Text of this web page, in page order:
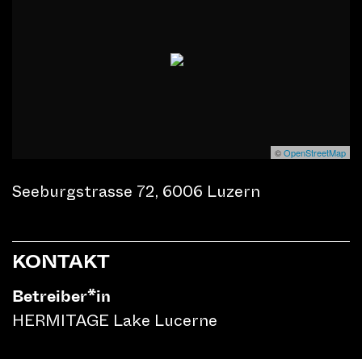
©OpenStreetMap
Seeburgstrasse 72, 6006 Luzern
KONTAKT
Betreiber*in
HERMITAGE Lake Lucerne
9. Januar bis 19. Januar